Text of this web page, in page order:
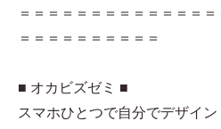
＝＝＝＝＝＝＝＝＝＝＝＝＝
＝＝＝＝＝＝＝＝＝＝
■ オカビズゼミ ■
スマホひとつで自分でデザイン